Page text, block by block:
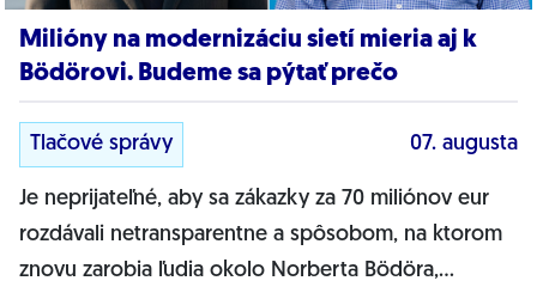
Milióny na modernizáciu sietí mieria aj k
Bödörovi. Budeme sa pýtať prečo
Tlačové správy 07. augusta
Je neprijateľné, aby sa zákazky za 70 miliónov eur
rozdávali netransparentne a spôsobom, na ktorom
znovu zarobia ľudia okolo Norberta Bödöra,